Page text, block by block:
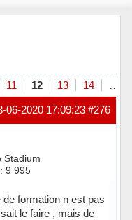
11 12 13 14 …
#276
06-2020 17:09:23
Stadium
9 995
formation n est pas
le faire , mais de